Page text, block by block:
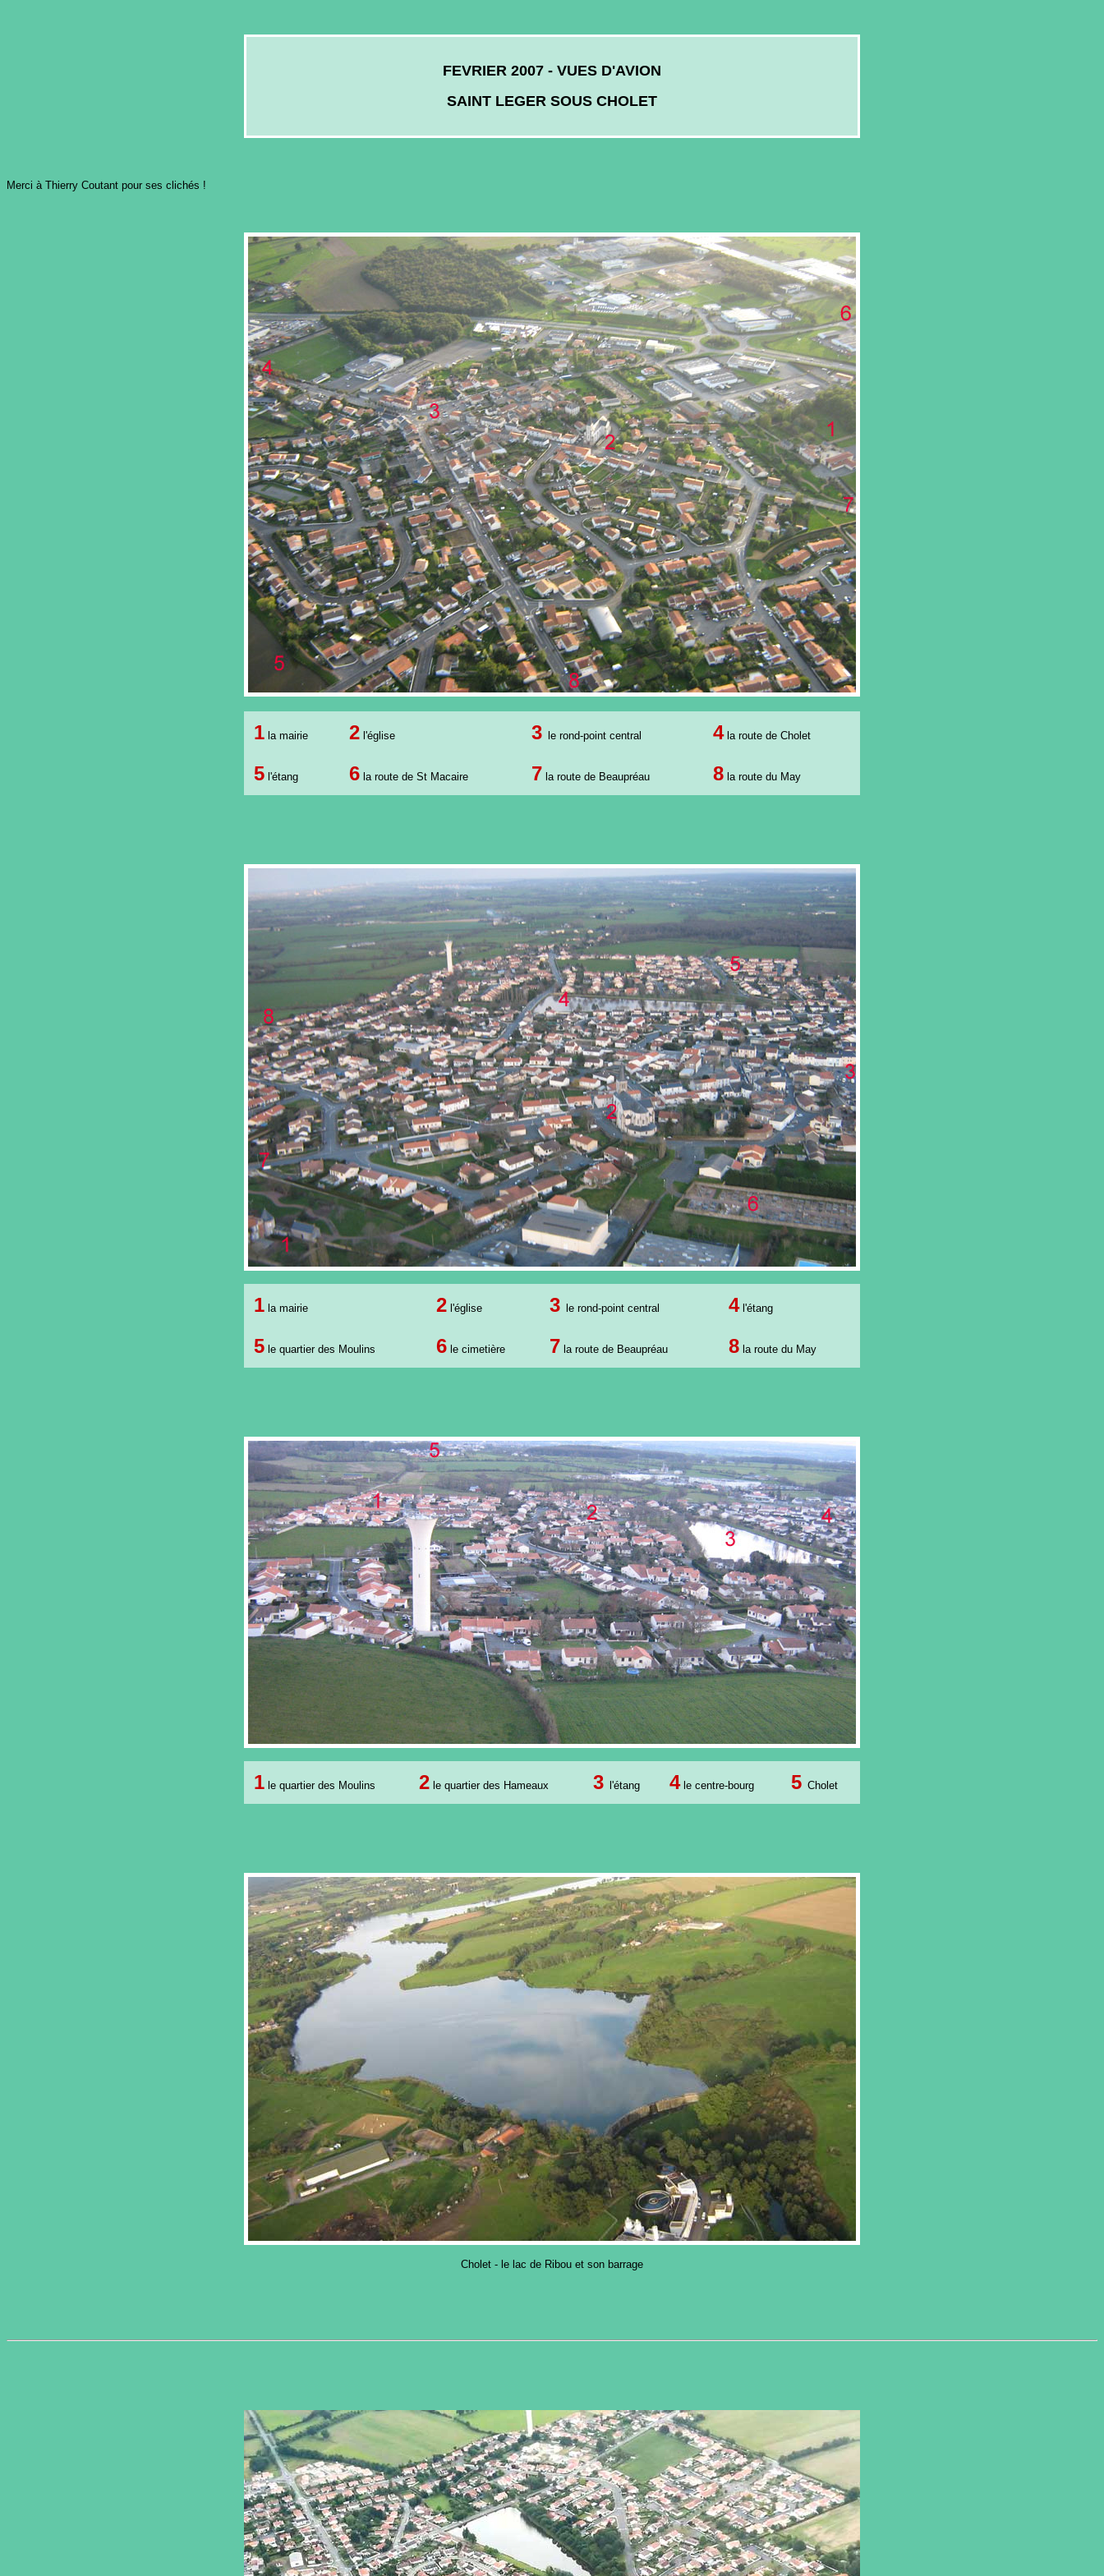
FEVRIER 2007 - VUES D'AVION
SAINT LEGER SOUS CHOLET
Merci à Thierry Coutant pour ses clichés !
1 la mairie 2 l'église 3 le rond-point central 4la route de Cholet
5 l'étang 6 la route de St Macaire 7 la route de Beaupréau 8 la route du May
1 la mairie 2 l'église 3 le rond-point central 4l'étang
5 le quartier des Moulins 6 le cimetière 7 la route de Beaupréau 8 la route du May
1 le quartier des Moulins 2 le quartier des Hameaux 3 l'étang 4le centre-bourg 5 Cholet
Cholet - le lac de Ribou et son barrage